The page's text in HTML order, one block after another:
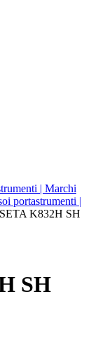
| Marchi
portastrumenti |
K832H SH
SH